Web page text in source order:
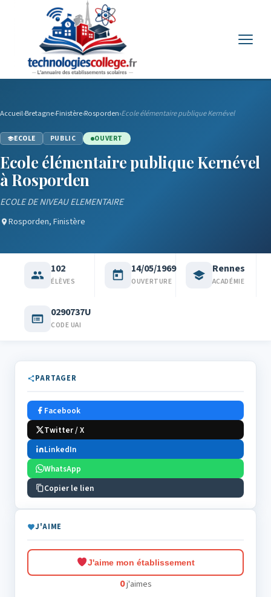
Accueil›Bretagne›Finistère›Rosporden›Ecole élémentaire publique Kernével
ECOLE PUBLIC OUVERT
Ecole élémentaire publique Kernével
à Rosporden
ECOLE DE NIVEAU ELEMENTAIRE
Rosporden, Finistère
102
ÉLÈVES
14/05/1969
OUVERTURE
Rennes
ACADÉMIE
0290737U
CODE UAI
PARTAGER
Facebook
Twitter / X
LinkedIn
WhatsApp
Copier le lien
J'AIME
J'aime mon établissement
0j'aimes